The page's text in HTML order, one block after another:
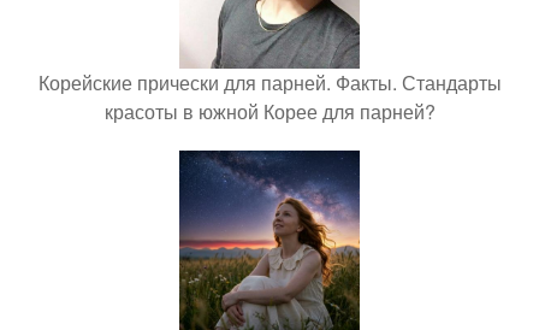
Корейские прически для парней. Факты. Стандарты
красоты в южной Корее для парней?